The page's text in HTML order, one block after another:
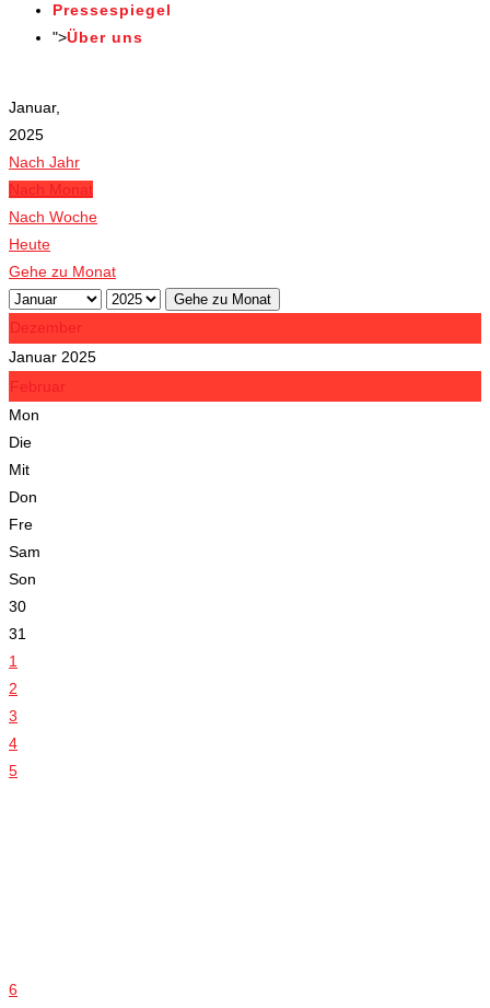
Pressespiegel
">Über uns
Januar,
2025
Nach Jahr
Nach Monat
Nach Woche
Heute
Gehe zu Monat
Gehe zu Monat
Dezember
Januar 2025
Februar
Mon
Die
Mit
Don
Fre
Sam
Son
30
31
1
2
3
4
5
6